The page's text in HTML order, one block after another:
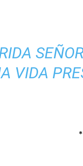
VIDA